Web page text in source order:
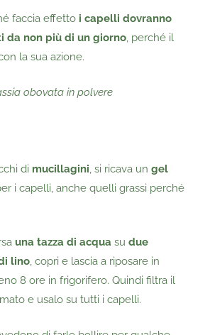
faccia effetto i capelli dovranno
da non più di un giorno, perché il
la sua azione.
obovata in polvere
di mucillagini , si ricava un gel
i capelli, anche quelli grassi perché
una tazza di acqua su due
lino, copri e lascia a riposare in
8 ore in frigorifero. Quindi filtra il
e usalo su tutti i capelli.